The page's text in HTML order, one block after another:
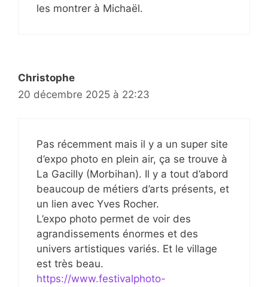
les montrer à Michaël.
Christophe
20 décembre 2025 à 22:23
Pas récemment mais il y a un super site
d’expo photo en plein air, ça se trouve à
La Gacilly (Morbihan). Il y a tout d’abord
beaucoup de métiers d’arts présents, et
un lien avec Yves Rocher.
L’expo photo permet de voir des
agrandissements énormes et des
univers artistiques variés. Et le village
est très beau.
https://www.festivalphoto-